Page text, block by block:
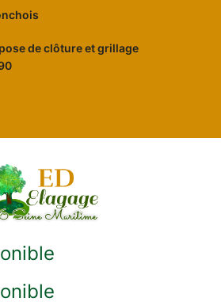
de clôture et grillage